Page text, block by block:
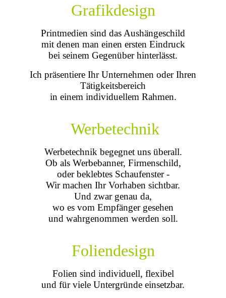
Grafikdesign
Printmedien sind das Aushängeschild
mit denen man einen ersten Eindruck
bei seinem Gegenüberhinterlässt.
Ich präsentiere Ihr Unternehmen oder Ihren
Tätigkeitsbereich
in einem individuellem Rahmen.
Werbetechnik
Werbetechnik begegnet uns überall.
Ob als Werbebanner, Firmenschild,
oder beklebtes Schaufenster -
Wir machen Ihr Vorhaben sichtbar.
Und zwar genau da,
wo es vom Empfänger gesehen
und wahrgenommen werden soll.
Foliendesign
Folien sind individuell, flexibel
und für viele Untergründe einsetzbar.